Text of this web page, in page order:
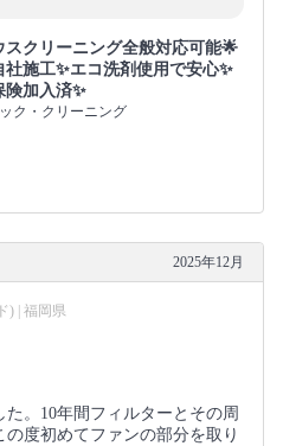
スクリーニング全般対応可能🌟
社施工✨エコ洗剤使用で安心✨
険加入済✨
ク・クリーニング
2025年12月
) | 福岡県
。10年間フィルターとその周
度初めてファンの部分を取り